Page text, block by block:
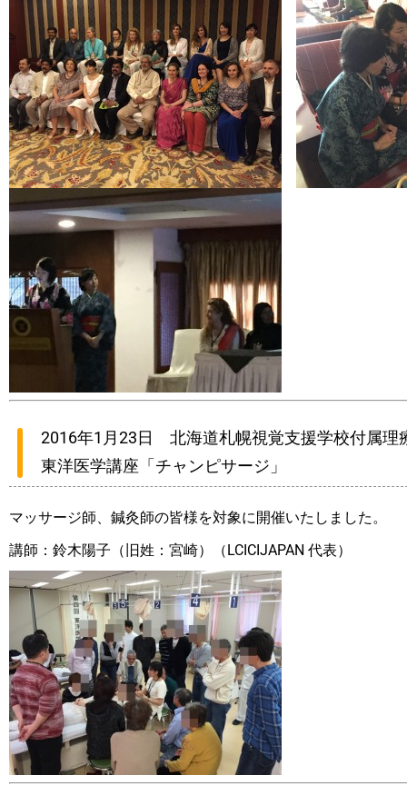
2016年1月23日 北海道札幌視覚支援学校付属理
東洋医学講座「チャンピサージ」
マッサージ師、鍼灸師の皆様を対象に開催いたしました。
講師：鈴木陽子（旧姓：宮崎）（LCICIJAPAN 代表）